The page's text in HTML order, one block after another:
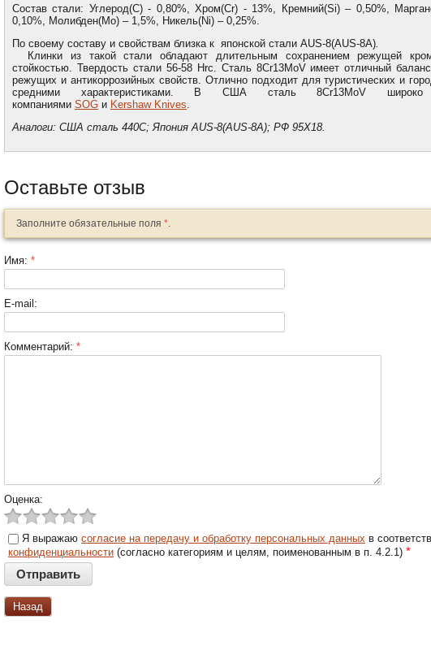
Состав стали: Углерод(C) - 0,80%, Хром(Cr) - 13%, Кремний(Si) – 0,50%,
0,10%, Молибден(Мо) – 1,5%, Никель(Ni) – 0,25%.
По своему составу и свойствам близка к японской стали AUS-8(AUS-8А)
Клинки из такой стали обладают длительным сохранением режущей
стойкостью. Твердость стали 56-58 Hrс. Сталь 8Cr13MoV имеет отличный
режущих и антикоррозийных свойств. Отлично подходит для туристических и
средними характеристиками. В США сталь 8Cr13MoV широко
компаниями SOG и Kershaw Knives
Аналоги: США сталь 440С; Япония AUS-8(AUS-8A); РФ 95Х18.
Оставьте отзыв
Заполните обязательные поля *.
Имя: *
E-mail:
Комментарий: *
Оценка:
Я выражаю согласие на передачу и обработку персональных данных в
конфиденциальности (согласно категориям и целям, поименованным в п. 4.2.1) *
Назад